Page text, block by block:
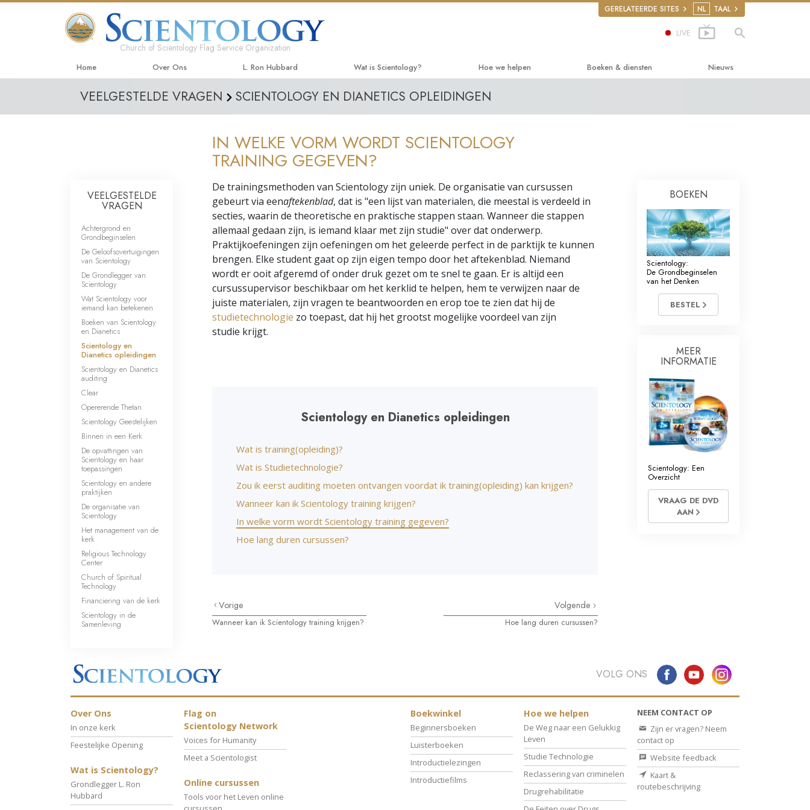
GERELATEERDE SITES NL TAAL
Church of Scientology Flag Service Organization
LIVE
Home Over Ons L. Ron Hubbard Wat is Scientology?
Overtuigingen & Praktijken
Wat scientologen zeggen over
Scientology
Binnen in een Kerk
De Grondbeginselen van Scientology
Een Inleiding tot Dianetics
Liefde en Haat –
Wat is Grootheid?
Hoe we helpen
De Weg naar een Gelukkig Leven
Criminon
De Feiten over Drugs
United for Human Rights
Citizens Commission on Human Rights
Scientology Volunteer Ministers
Boeken & diensten
Diensten voor beginners
Nieuws
VEELGESTELDE VRAGEN SCIENTOLOGY EN DIANETICS OPLEIDINGEN
IN WELKE VORM WORDT SCIENTOLOGY
TRAINING GEGEVEN?
De trainingsmethoden van Scientology zijn uniek. De organisatie van cursussen
gebeurt via eenaftekenblad, dat is "een lijst van materialen, die meestal is verdeeld in
secties, waarin de theoretische en praktische stappen staan. Wanneer die stappen
allemaal gedaan zijn, is iemand klaar met zijn studie" over dat onderwerp.
Praktijkoefeningen zijn oefeningen om het geleerde perfect in de parktijk te kunnen
brengen. Elke student gaat op zijn eigen tempo door het aftekenblad. Niemand
wordt er ooit afgeremd of onder druk gezet om te snel te gaan. Er is altijd een
cursussupervisor beschikbaar om het kerklid te helpen, hem te verwijzen naar de
juiste materialen, zijn vragen te beantwoorden en erop toe te zien dat hij de
studietechnologie zo toepast, dat hij het grootst mogelijke voordeel van zijn
studie krijgt.
Scientology en Dianetics opleidingen
Wat is training(opleiding)?
Wat is Studietechnologie?
Zou ik eerst auditing moeten ontvangen voordat ik training(opleiding) kan krijgen?
Wanneer kan ik Scientology training krijgen?
In welke vorm wordt Scientology training gegeven?
Hoe lang duren cursussen?
Vorige
Wanneer kan ik Scientology training krijgen?
Volgende
Hoe lang duren cursussen?
VEELGESTELDE
VRAGEN
Achtergrond en
Grondbeginselen
De Geloofsovertuigingen
van Scientology
De Grondlegger van
Scientology
Wat Scientology voor
iemand kan betekenen
Boeken van Scientology
en Dianetics
Scientology en
Dianetics opleidingen
Scientology en Dianetics
auditing
Clear
Opererende Thetan
Scientology Geestelijken
Binnen in een Kerk
De opvattingen van
Scientology en haar
toepassingen
Scientology en andere
praktijken
De organisatie van
Scientology
Het management van de
kerk
Religious Technology
Center
Church of Spiritual
Technology
Financiering van de kerk
Scientology in de
Samenleving
BOEKEN
Scientology:
De Grondbeginselen
van het Denken
BESTEL
MEER
INFORMATIE
Scientology: Een
Overzicht
VRAAG DE DVD
AAN
VOLG ONS
Over Ons
In onze kerk
Feestelijke Opening
Wat is Scientology?
Grondlegger L. Ron
Hubbard
Flag on
Scientology Network
Voices for Humanity
Meet a Scientologist
Online cursussen
Tools voor het Leven online
Boekwinkel
Beginnersboeken
Luisterboeken
Introductielezingen
Introductiefilms
Hoe we helpen
De Weg naar een Gelukkig
Leven
Studie Technologie
Reclassering van criminelen
Drugrehabilitatie
NEEM CONTACT OP
Zijn er vragen? Neem
contact op
Website feedback
Kaart &
routebeschrijving